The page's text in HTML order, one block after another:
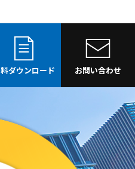
ダウンロード お問い合わせ